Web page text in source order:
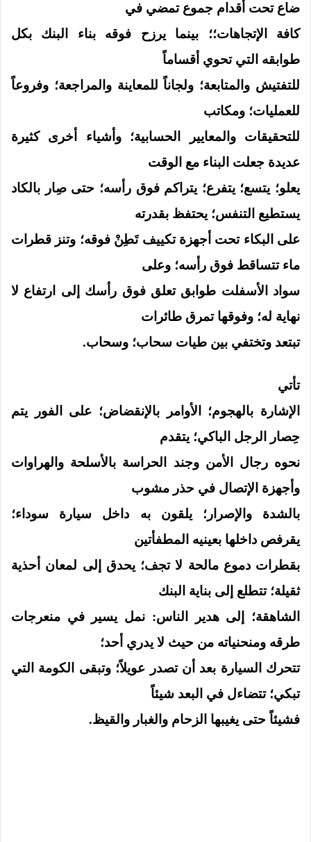
ضاع تحت أقدام جموع تمضي في
كافة الإتجاهات؛؛ بينما يرزح فوقه بناء البنك بكل
طوابقه التي تحوي أقساماً
للتفتيش والمتابعة؛ ولجاناً للمعاينة والمراجعة؛ وفروعاً
للعمليات؛ ومكاتب
للتحقيقات والمعايير الحسابية؛ وأشياء أخرى كثيرة
عديدة جعلت البناء مع الوقت
يعلو؛ يتسع؛ يتفرع؛ يتراكم فوق رأسه؛ حتى صِار بالكاد
يستطيع التنفس؛ يحتفظ بقدرته
على البكاء تحت أجهزة تكييف تَطِنْ فوقه؛ وتنز قطرات
ماء تتساقط فوق رأسه؛ وعلى
سواد الأسفلت طوابق تعلق فوق رأسك إلى ارتفاع لا
نهاية له؛ وفوقها تمرق طائرات
تبتعد وتختفي بين طيات سحاب؛ وسحاب.
تأتي
الإشارة بالهجوم؛ الأوامر بالإنقضاض؛ على الفور يتم
حِصار الرجل الباكي؛ يتقدم
نحوه رجال الأمن وجند الحراسة بالأسلحة والهراوات
وأجهزة الإتصال في حذر مشوب
بالشدة والإصرار؛ يلقون به داخل سيارة سوداء؛
يقرفص داخلها بعينيه المطفأتين
بقطرات دموع مالحة لا تجف؛ يحدق إلى لمعان أحذية
ثقيلة؛ تتطلع إلى بناية البنك
الشاهقة؛ إلى هدير الناس: نمل يسير في منعرجات
طرقه ومنحنياته من حيث لا يدري أحد؛
تتحرك السيارة بعد أن تصدر عويلاً؛ وتبقى الكومة التي
تبكي؛ تتضاءل في البعد شيئاً
فشيئاً حتى يغيبها الزحام والغبار والقيظ.